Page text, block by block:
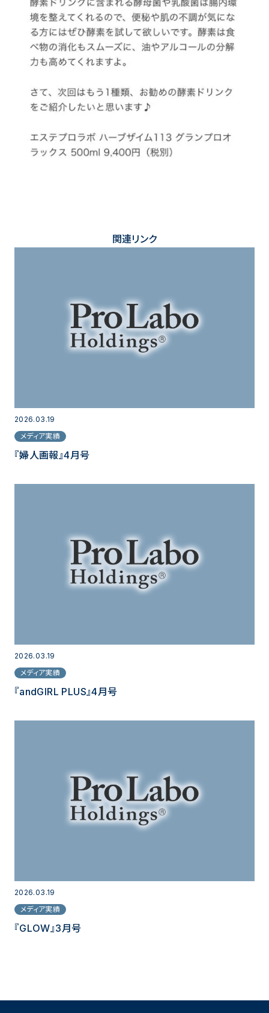
関連リンク
2026.03.19
メディア実績
『婦人画報』4月号
2026.03.19
メディア実績
『andGIRL PLUS』4月号
2026.03.19
メディア実績
『GLOW』3月号